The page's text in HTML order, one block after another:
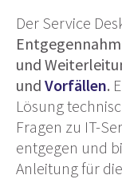
Der Service
und
und Vorfällen.
Lösung
Fragen zu IT-
entgegen und
Anleitung für